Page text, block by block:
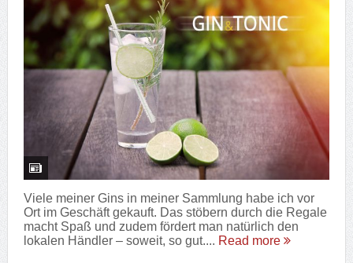
Viele meiner Gins in meiner Sammlung habe ich vor
Ort im Geschäft gekauft. Das stöbern durch die Regale
macht Spaß und zudem fördert man natürlich den
lokalen Händler – soweit, so gut.... Read more